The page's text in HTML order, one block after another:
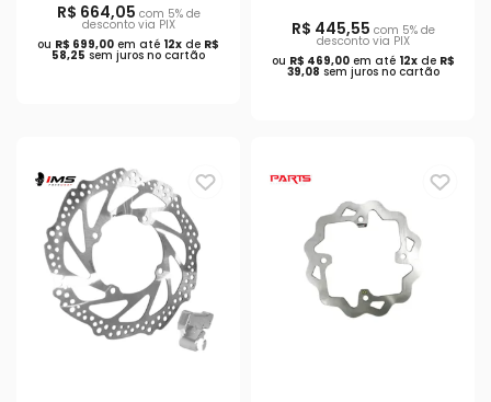
R$ 664,05 com 5% de
desconto via PIX
ou R$ 699,00 em até 12x de R$
58,25 sem juros no cartão
R$ 445,55 com 5% de
desconto via PIX
ou R$ 469,00em até 12xde R$
39,08 sem juros no cartão